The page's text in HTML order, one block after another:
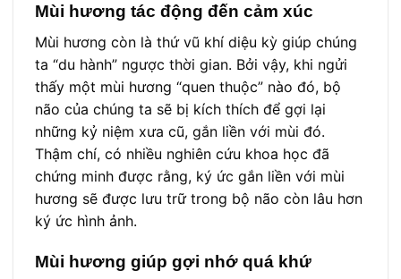
Mùi hương tác động đến cảm xúc
Mùi hương còn là thứ vũ khí diệu kỳ giúp chúng
ta “du hành” ngược thời gian. Bởi vậy, khi ngửi
thấy một mùi hương “quen thuộc” nào đó, bộ
não của chúng ta sẽ bị kích thích để gợi lại
những kỷ niệm xưa cũ, gắn liền với mùi đó.
Thậm chí, có nhiều nghiên cứu khoa học đã
chứng minh được rằng, ký ức gắn liền với mùi
hương sẽ được lưu trữ trong bộ não còn lâu hơn
ký ức hình ảnh.
Mùi hương giúp gợi nhớ quá khứ